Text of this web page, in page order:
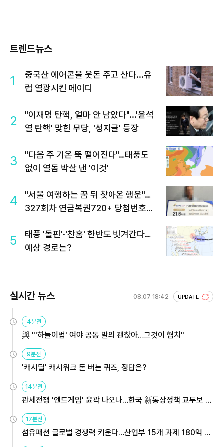
트렌드뉴스
1
중국산 에어콘을 웃돈 주고 산다...유
럽 열광시킨 메이디
2
"이재명 탄핵, 얼마 안 남았다"...'윤석
열 탄핵' 맞힌 무당, '성지글' 등장
3
"다음 주 기온 뚝 떨어진다"…태풍도
없이 열돔 박살 낸 '이것'
4
"서울 여행하는 꿈 뒤 찾아온 행운"…
327회차 연금복권720+ 당첨번호조
5
태풍 '돌핀'·'찬홈' 한반도 빗겨간다…
예상 경로는?
실시간 뉴스 08.07 18:42 UPDATE
4분전
與 "'하늘이법' 여야 공동 발의 괜찮아…그것이 협치"
9분전
'캐시딜' 캐시워크 돈 버는 퀴즈, 정답은?
14분전
관세전쟁 '엔드게임' 윤곽 나오나…한국 新통상정책 교두보 활
용해야
17분전
섬유패션 글로벌 경쟁력 키운다…산업부 15개 과제 180억 지
원